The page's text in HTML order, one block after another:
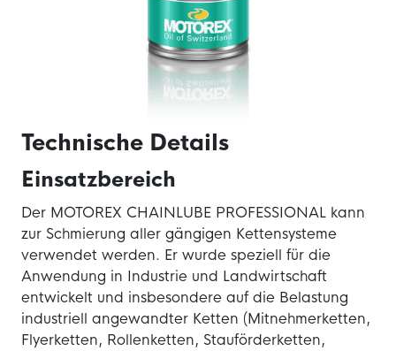
Technische Details
Einsatzbereich
Der MOTOREX CHAINLUBE PROFESSIONAL kann
zur Schmierung aller gängigen Kettensysteme
verwendet werden. Er wurde speziell für die
Anwendung in Industrie und Landwirtschaft
entwickelt und insbesondere auf die Belastung
industriell angewandter Ketten (Mitnehmerketten,
Flyerketten, Rollenketten, Stauförderketten,